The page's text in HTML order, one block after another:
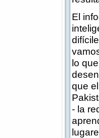
El
lo
que
- la